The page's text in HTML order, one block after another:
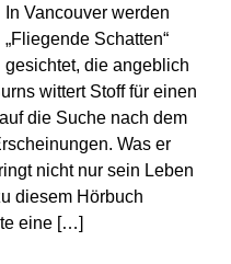
In Vancouver werden
„Fliegende Schatten“
gesichtet, die angeblich
wittert Stoff für einen
die Suche nach dem
Was er
nicht nur sein Leben
diesem Hörbuch
eine […]